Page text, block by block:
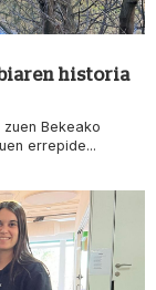
historia
Bekeako
errepide...